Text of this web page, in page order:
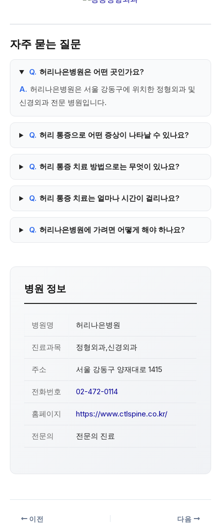
자주 묻는 질문
Q. 허리나은병원은 어떤 곳인가요?
A. 허리나은병원은 서울 강동구에 위치한 정형외과 및
신경외과 전문 병원입니다.
Q. 허리 통증으로 어떤 증상이 나타날 수 있나요?
Q. 허리 통증 치료 방법으로는 무엇이 있나요?
Q. 허리 통증 치료는 얼마나 시간이 걸리나요?
Q. 허리나은병원에 가려면 어떻게 해야 하나요?
병원 정보
병원명 허리나은병원
진료과목 정형외과,신경외과
주소 서울 강동구 양재대로 1415
전화번호 02-472-0114
홈페이지 https://www.ctlspine.co.kr/
전문의 전문의 진료
이전 다음